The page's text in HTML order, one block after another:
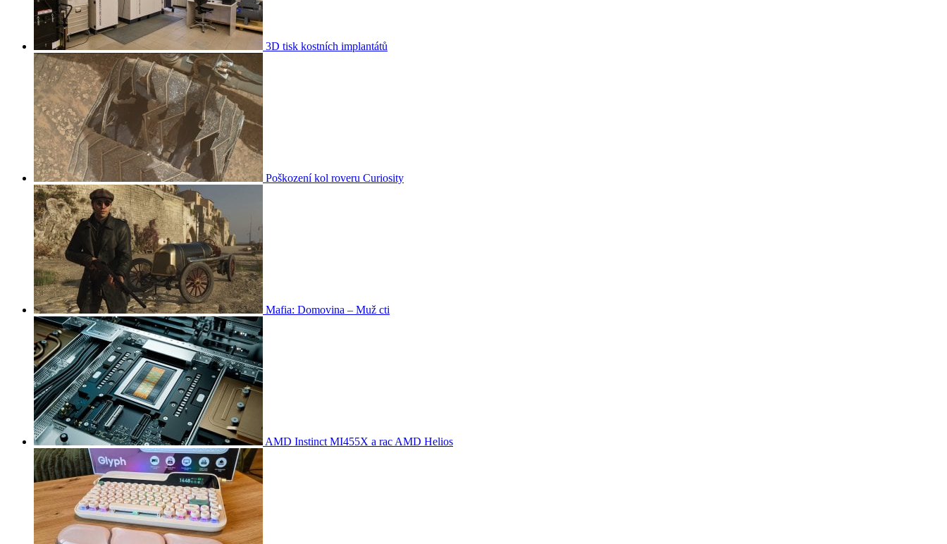
3D tisk kostních implantátů
Poškození kol roveru Curiosity
Mafia: Domovina – Muž cti
AMD Instinct MI455X a rac AMD Helios